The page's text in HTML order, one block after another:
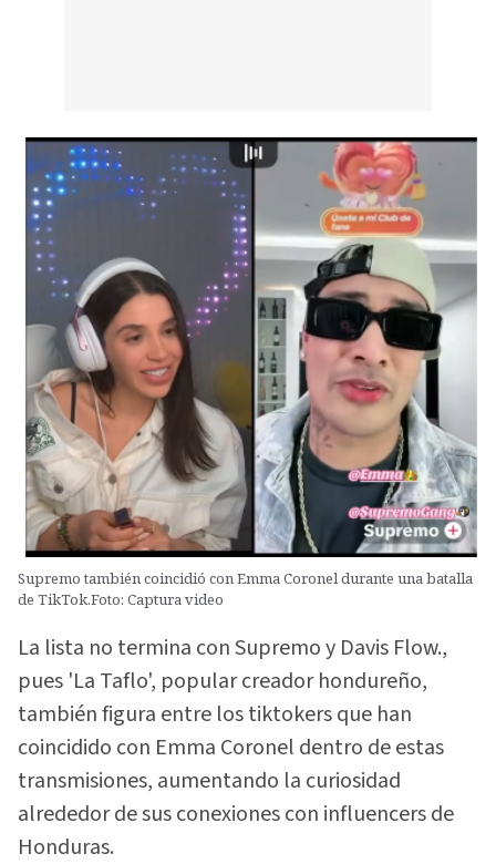
Supremo también coincidió con Emma Coronel durante una batalla
de TikTok.Foto: Captura video
La lista no termina con Supremo y Davis Flow.,
pues 'La Taflo', popular creador hondureño,
también figura entre los tiktokers que han
coincidido con Emma Coronel dentro de estas
transmisiones, aumentando la curiosidad
alrededor de sus conexiones con influencers de
Honduras.